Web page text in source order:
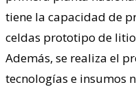
tiene la capacidad de
celdas prototipo de
Además, se realiza el
tecnologías e insumos